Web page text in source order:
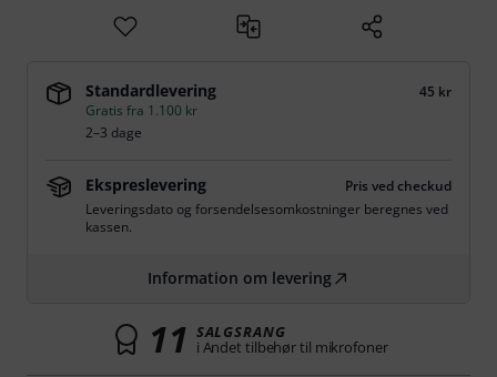
Standardlevering
45 kr
Gratis fra 1.100 kr
2–3 dage
Ekspreslevering
Pris ved checkud
Leveringsdato og forsendelsesomkostninger beregnes ved
kassen.
Information om levering
11 SALGSRANG
i Andet tilbehør til mikrofoner